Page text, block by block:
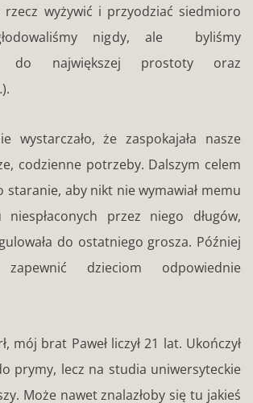
wyżywić i przyodziać siedmioro
nigdy, ale byliśmy
do największej prostoty oraz
wystarczało, że zaspokajała nasze
codzienne potrzeby. Dalszym celem
staranie, aby nikt nie wymawiał memu
niespłaconych przez niego długów,
do ostatniego grosza. Później
dzieciom odpowiednie
mój brat Paweł liczył 21 lat. Ukończył
prymy, lecz na studia uniwersyteckie
Może nawet znalazłoby się tu jakieś